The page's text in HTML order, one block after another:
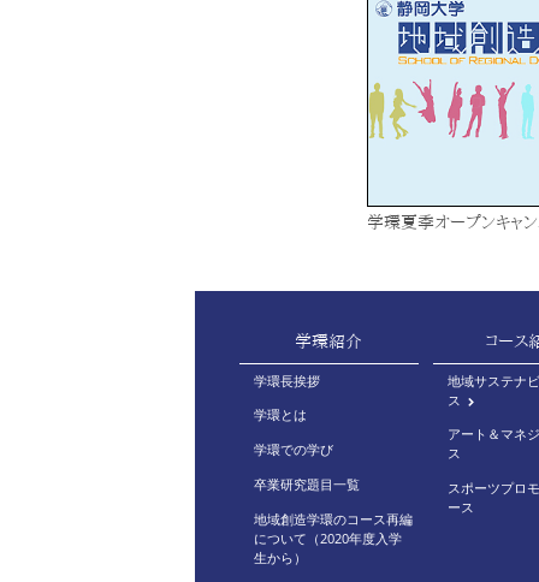
学環夏季オープンキャ
学環紹介
学環長挨拶
学環とは
学環での学び
卒業研究題目一覧
地域創造学環のコース再編
について（2020年度入学
生から）
コース
地域サステナ
ス
アート＆マネ
ス
スポーツプロ
ース